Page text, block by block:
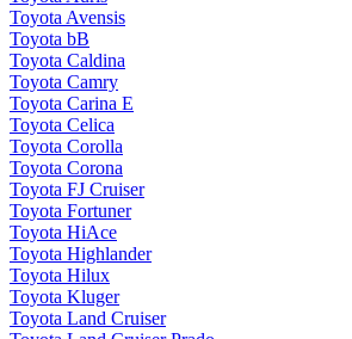
Toyota Avensis
Toyota bB
Toyota Caldina
Toyota Camry
Toyota Carina E
Toyota Celica
Toyota Corolla
Toyota Corona
Toyota FJ Cruiser
Toyota Fortuner
Toyota HiAce
Toyota Highlander
Toyota Hilux
Toyota Kluger
Toyota Land Cruiser